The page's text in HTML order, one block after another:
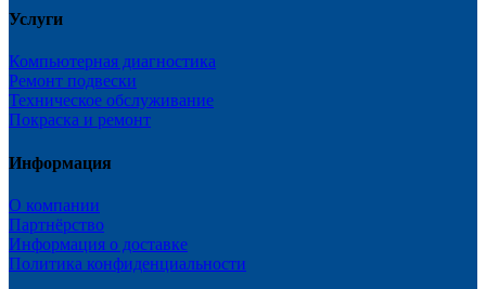
Услуги
Компьютерная диагностика
Ремонт подвески
Техническое обслуживание
Покраска и ремонт
Информация
О компании
Партнёрство
Информация о доставке
Политика конфиденциальности